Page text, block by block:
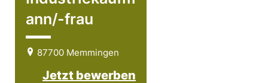
ann/-frau
87700 Memmingen
Jetzt bewerben